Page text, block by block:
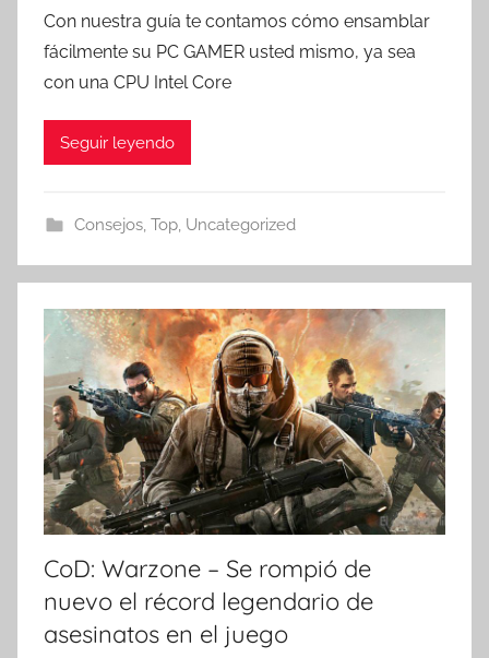
Con nuestra guía te contamos cómo ensamblar
fácilmente su PC GAMER usted mismo, ya sea
con una CPU Intel Core
Seguir leyendo
Consejos, Top, Uncategorized
CoD: Warzone – Se rompió de
nuevo el récord legendario de
asesinatos en el juego